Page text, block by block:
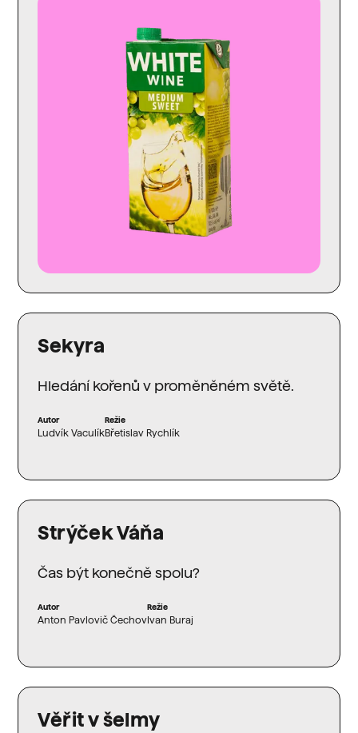
Sekyra
Hledání kořenů v proměněném světě.
Autor
Ludvík Vaculík
Režie
Břetislav Rychlík
Strýček Váňa
Čas být konečně spolu?
Autor
Anton Pavlovič Čechov
Režie
Ivan Buraj
Věřit v šelmy